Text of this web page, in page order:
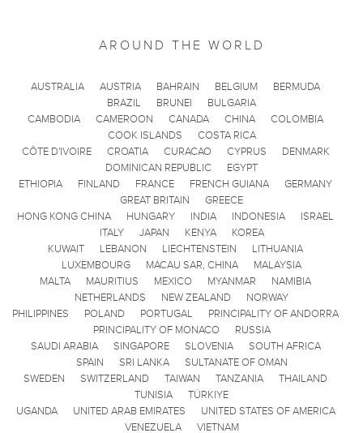
AROUND THE WORLD
AUSTRALIA AUSTRIA BAHRAIN BELGIUM
BERMUDA
BRAZIL
BRUNEI
BULGARIA
CAMBODIA
CAMEROON CANADA CHINA
COLOMBIA
COOK ISLANDS
COSTA RICA
CÔTE D'IVOIRE
CROATIA CURACAO CYPRUS
DENMARK
DOMINICAN REPUBLIC
EGYPT
ETHIOPIA
FINLAND FRANCE FRENCH GUIANA
GERMANY
GREAT BRITAIN
GREECE
HONG KONG CHINA
HUNGARY INDIA INDONESIA
ISRAEL
ITALY
JAPAN KENYA
KOREA
KUWAIT
LEBANON LIECHTENSTEIN
LITHUANIA
LUXEMBOURG
MACAU SAR, CHINA
MALAYSIA
MALTA
MAURITIUS MEXICO MYANMAR
NAMIBIA
NETHERLANDS
NEW ZEALAND
NORWAY
PHILIPPINES
POLAND PORTUGAL
PRINCIPALITY OF ANDORRA
PRINCIPALITY OF MONACO
RUSSIA
SAUDI ARABIA
SINGAPORE SLOVENIA
SOUTH AFRICA
SPAIN
SRI LANKA
SULTANATE OF OMAN
SWEDEN
SWITZERLAND TAIWAN TANZANIA
THAILAND
TUNISIA
TÜRKIYE
UGANDA
UNITED ARAB EMIRATES
UNITED STATES OF AMERICA
VENEZUELA
VIETNAM